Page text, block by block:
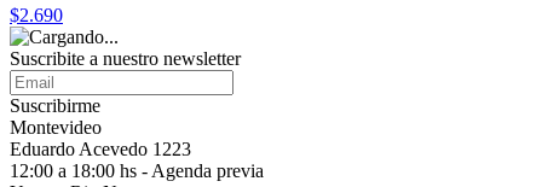
$2.690
Suscribite a nuestro newsletter
Suscribirme
Montevideo
Eduardo Acevedo 1223
12:00 a 18:00 hs - Agenda previa